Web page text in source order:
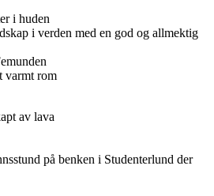
i huden
i verden med en god og allmektig
varmt rom
av lava
på benken i Studenterlund der